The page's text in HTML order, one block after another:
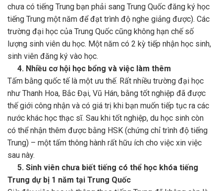
chưa có tiếng Trung bạn phải sang Trung Quốc đăng ký học
tiếng Trung một năm để đạt trình độ nghe giảng được). Các
trường đại học của Trung Quốc cũng không hạn chế số
lượng sinh viên du học. Một năm có 2 kỳ tiếp nhận học sinh,
sinh viên đăng ký vào học.
4. Nhiều cơ hội học bổng và việc làm thêm
Tấm bằng quốc tế là một ưu thế. Rất nhiều trường đại học
như Thanh Hoa, Bắc Đại, Vũ Hán, bằng tốt nghiệp đã được
thế giới công nhận và có giá trị khi bạn muốn tiếp tục ra các
nước khác học thạc sĩ. Sau khi tốt nghiệp, du học sinh còn
có thể nhận thêm được bằng HSK (chứng chỉ trình độ tiếng
Trung) – một tấm thông hành rất hữu ích cho việc xin việc
sau này.
5. Sinh viên chưa biết tiếng có thể học khóa tiếng
Trung dự bị 1 năm tại Trung Quốc